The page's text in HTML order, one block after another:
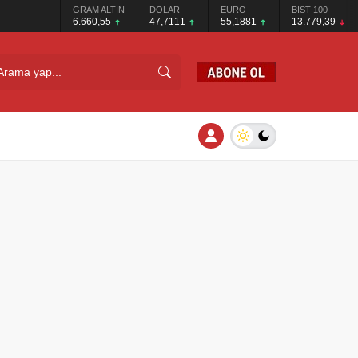
GRAM ALTIN
6.660,55
DOLAR
47,7111
EURO
55,1881
BIST 100
13.779,39